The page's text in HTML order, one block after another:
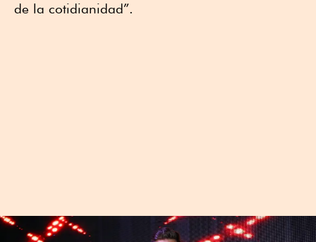
de la cotidianidad”.